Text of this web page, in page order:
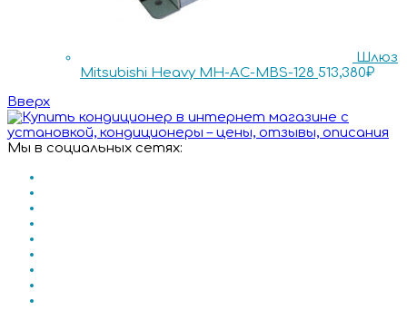
Шлюз
Mitsubishi Heavy MH-AC-MBS-128 513,380₽
Вверх
Мы в социальных сетях: